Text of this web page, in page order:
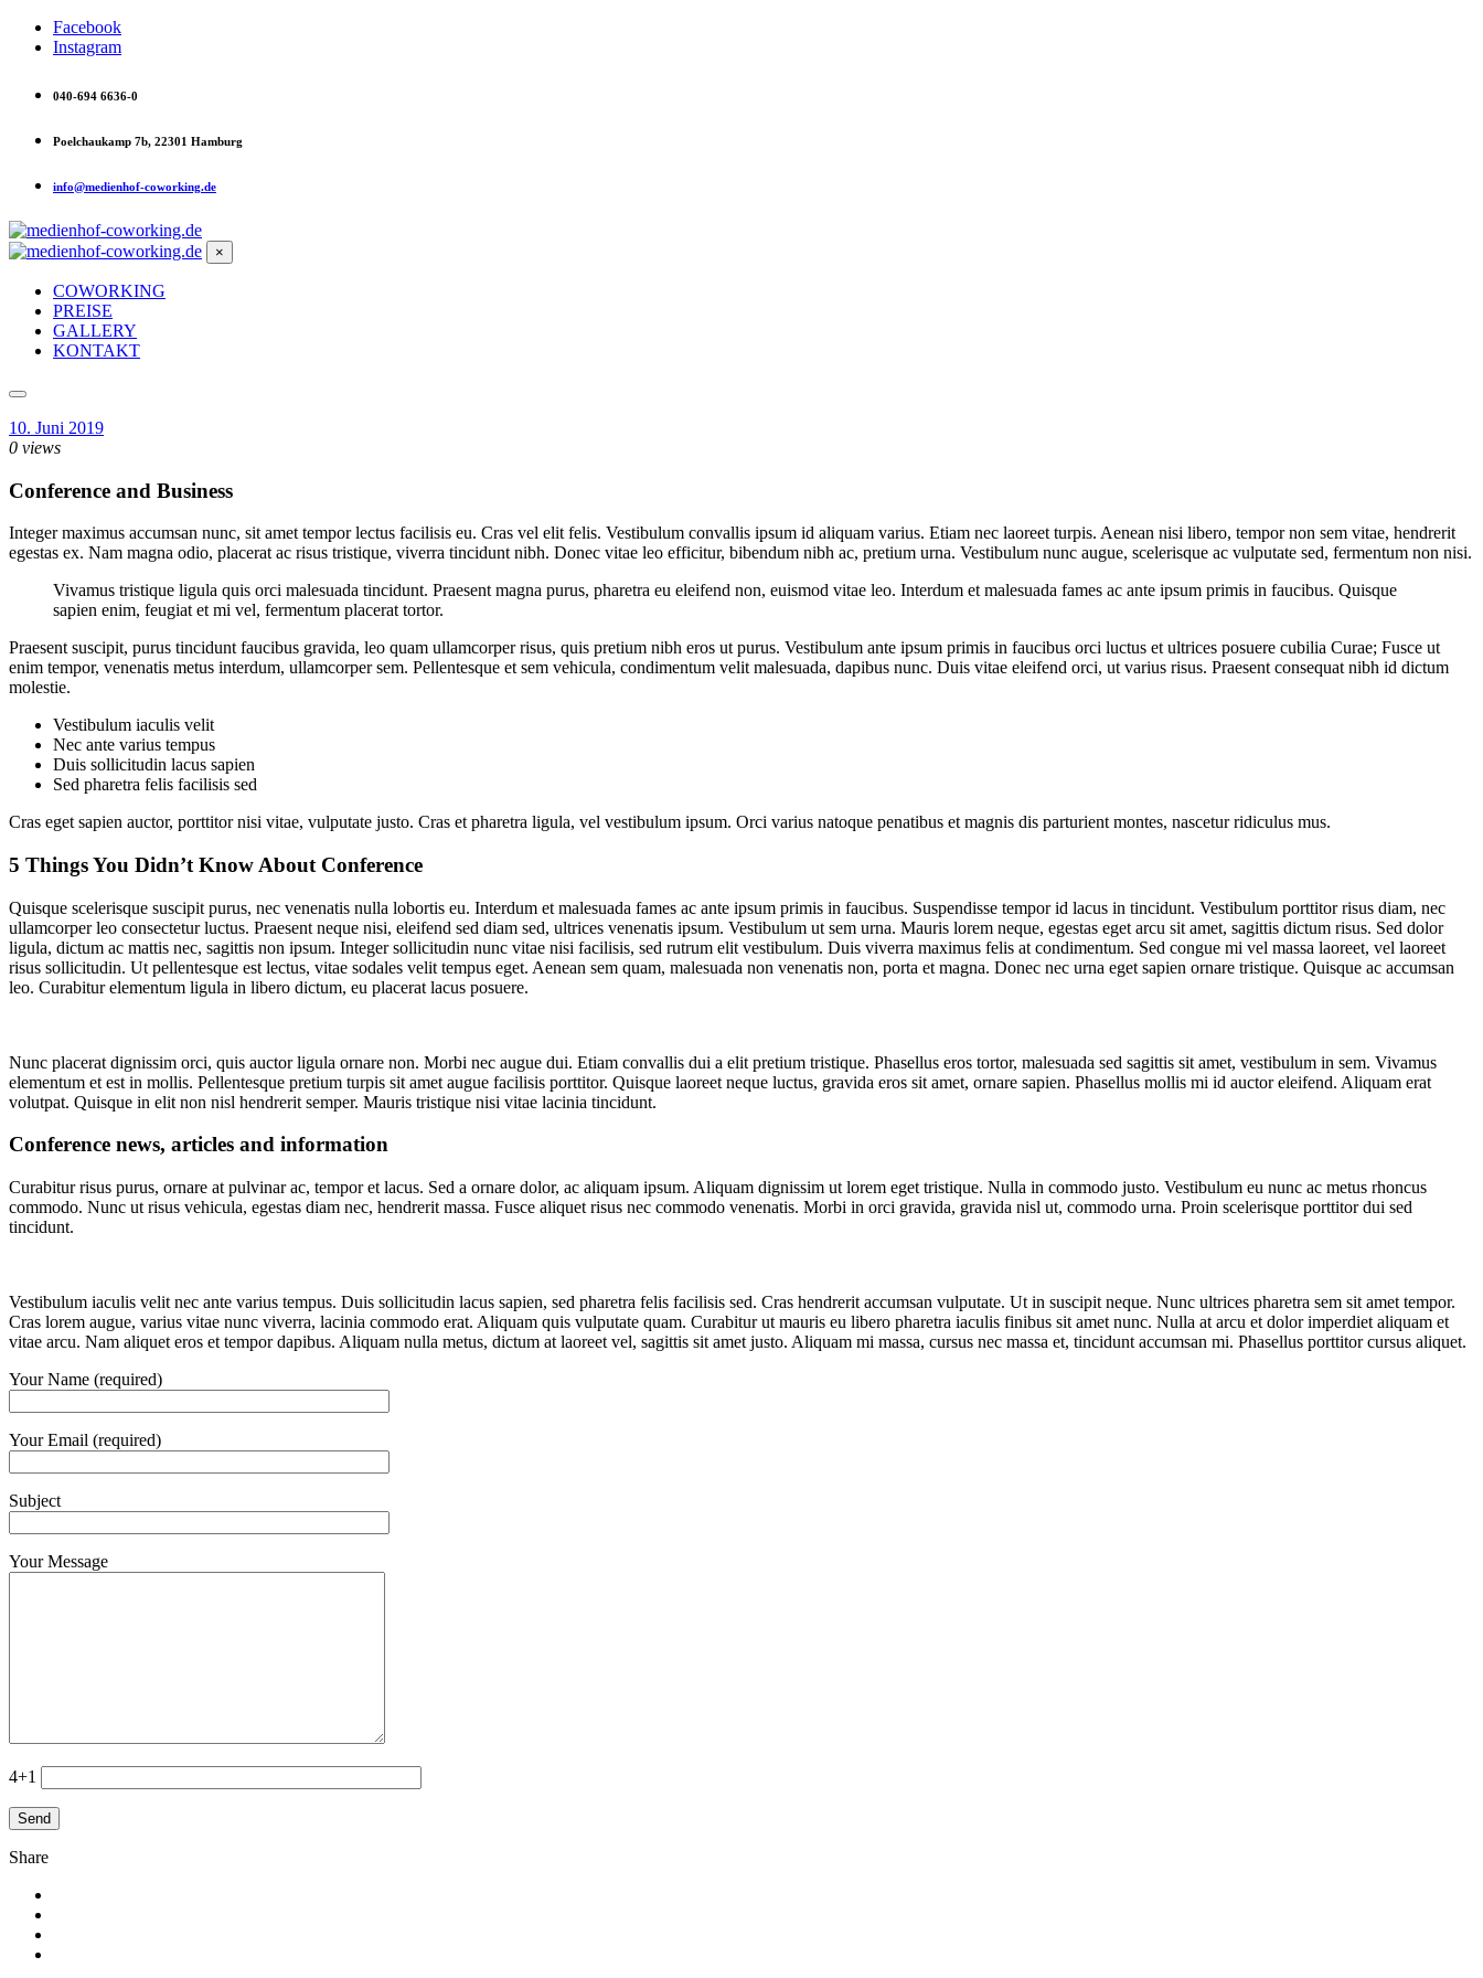
Facebook
Instagram
040-694 6636-0
Poelchaukamp 7b, 22301 Hamburg
info@medienhof-coworking.de
×
COWORKING
PREISE
GALLERY
KONTAKT
10. Juni 2019
0 views
Conference and Business
Integer maximus accumsan nunc, sit amet tempor lectus facilisis eu. Cras vel elit felis. Vestibulum convallis ipsum id aliquam varius. Etiam nec laoreet turpis. Aenean nisi libero, tempor non sem vitae, hendrerit
egestas ex. Nam magna odio, placerat ac risus tristique, viverra tincidunt nibh. Donec vitae leo efficitur, bibendum nibh ac, pretium urna. Vestibulum nunc augue, scelerisque ac vulputate sed, fermentum non nisi.
Vivamus tristique ligula quis orci malesuada tincidunt. Praesent magna purus, pharetra eu eleifend non, euismod vitae leo. Interdum et malesuada fames ac ante ipsum primis in faucibus. Quisque
sapien enim, feugiat et mi vel, fermentum placerat tortor.
Praesent suscipit, purus tincidunt faucibus gravida, leo quam ullamcorper risus, quis pretium nibh eros ut purus. Vestibulum ante ipsum primis in faucibus orci luctus et ultrices posuere cubilia Curae; Fusce ut
enim tempor, venenatis metus interdum, ullamcorper sem. Pellentesque et sem vehicula, condimentum velit malesuada, dapibus nunc. Duis vitae eleifend orci, ut varius risus. Praesent consequat nibh id dictum
molestie.
Vestibulum iaculis velit
Nec ante varius tempus
Duis sollicitudin lacus sapien
Sed pharetra felis facilisis sed
Cras eget sapien auctor, porttitor nisi vitae, vulputate justo. Cras et pharetra ligula, vel vestibulum ipsum. Orci varius natoque penatibus et magnis dis parturient montes, nascetur ridiculus mus.
5 Things You Didn’t Know About Conference
Quisque scelerisque suscipit purus, nec venenatis nulla lobortis eu. Interdum et malesuada fames ac ante ipsum primis in faucibus. Suspendisse tempor id lacus in tincidunt. Vestibulum porttitor risus diam, nec
ullamcorper leo consectetur luctus. Praesent neque nisi, eleifend sed diam sed, ultrices venenatis ipsum. Vestibulum ut sem urna. Mauris lorem neque, egestas eget arcu sit amet, sagittis dictum risus. Sed dolor
ligula, dictum ac mattis nec, sagittis non ipsum. Integer sollicitudin nunc vitae nisi facilisis, sed rutrum elit vestibulum. Duis viverra maximus felis at condimentum. Sed congue mi vel massa laoreet, vel laoreet
risus sollicitudin. Ut pellentesque est lectus, vitae sodales velit tempus eget. Aenean sem quam, malesuada non venenatis non, porta et magna. Donec nec urna eget sapien ornare tristique. Quisque ac accumsan
leo. Curabitur elementum ligula in libero dictum, eu placerat lacus posuere.
Nunc placerat dignissim orci, quis auctor ligula ornare non. Morbi nec augue dui. Etiam convallis dui a elit pretium tristique. Phasellus eros tortor, malesuada sed sagittis sit amet, vestibulum in sem. Vivamus
elementum et est in mollis. Pellentesque pretium turpis sit amet augue facilisis porttitor. Quisque laoreet neque luctus, gravida eros sit amet, ornare sapien. Phasellus mollis mi id auctor eleifend. Aliquam erat
volutpat. Quisque in elit non nisl hendrerit semper. Mauris tristique nisi vitae lacinia tincidunt.
Conference news, articles and information
Curabitur risus purus, ornare at pulvinar ac, tempor et lacus. Sed a ornare dolor, ac aliquam ipsum. Aliquam dignissim ut lorem eget tristique. Nulla in commodo justo. Vestibulum eu nunc ac metus rhoncus
commodo. Nunc ut risus vehicula, egestas diam nec, hendrerit massa. Fusce aliquet risus nec commodo venenatis. Morbi in orci gravida, gravida nisl ut, commodo urna. Proin scelerisque porttitor dui sed
tincidunt.
Vestibulum iaculis velit nec ante varius tempus. Duis sollicitudin lacus sapien, sed pharetra felis facilisis sed. Cras hendrerit accumsan vulputate. Ut in suscipit neque. Nunc ultrices pharetra sem sit amet tempor.
Cras lorem augue, varius vitae nunc viverra, lacinia commodo erat. Aliquam quis vulputate quam. Curabitur ut mauris eu libero pharetra iaculis finibus sit amet nunc. Nulla at arcu et dolor imperdiet aliquam et
vitae arcu. Nam aliquet eros et tempor dapibus. Aliquam nulla metus, dictum at laoreet vel, sagittis sit amet justo. Aliquam mi massa, cursus nec massa et, tincidunt accumsan mi. Phasellus porttitor cursus aliquet.
Your Name (required)
Your Email (required)
Subject
Your Message
4+1
Share